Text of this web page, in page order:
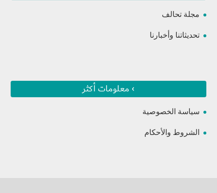
مجلة تحالف
تحديثاتنا وأخبارنا
› معلومات أكثر
سياسة الخصوصية
الشروط والأحكام